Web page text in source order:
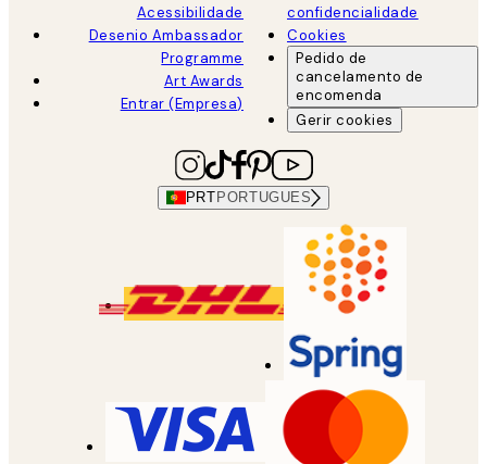
Acessibilidade
Desenio Ambassador
Programme
Art Awards
Entrar (Empresa)
confidencialidade
Cookies
Pedido de
cancelamento de
encomenda
Gerir cookies
PRT PORTUGUES